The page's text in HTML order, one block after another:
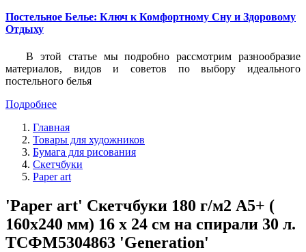
Постельное Белье: Ключ к Комфортному Сну и Здоровому
Отдыху
В этой статье мы подробно рассмотрим разнообразие
материалов, видов и советов по выбору идеального
постельного белья
Подробнее
Главная
Товары для художников
Бумага для рисования
Скетчбуки
Paper art
'Paper art' Скетчбуки 180 г/м2 A5+ (
160х240 мм) 16 х 24 см на спирали 30 л.
ТСФМ5304863 'Generation'